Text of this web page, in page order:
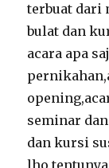
terbuat dari
bulat dan
acara apa
seminar
dan kursi